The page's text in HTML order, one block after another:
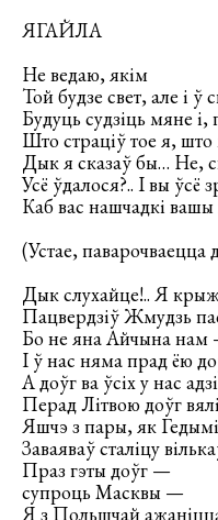
ЯГАЙЛА
Не ведаю, якім
Той будзе свет, але і ў
Будуць судзіць мяне і,
Што страціў тое я,
Дык я сказаў бы… Не,
Усё ўдалося?.. І вы ўсё
Каб вас нашчадкі вашы
(Устае, паварочваецца
Дык слухайце!.. Я
Пацвердзіў Жмудзь
Бо не яна Айчына
І ў нас няма прад ёю
А доўг ва ўсіх у нас
Перад Літвою доўг
Яшчэ з пары, як
Заваяваў сталіцу
Праз гэты доўг —
супроць Масквы —
Я з Польшчай